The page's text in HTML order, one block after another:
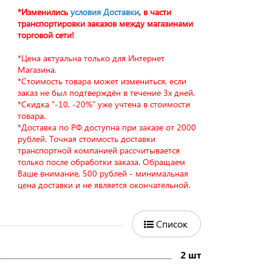
*Изменилисьусловия Доставки, в части
транспортировки заказов между магазинами
торговой сети!
*Цена актуальна только для Интернет
Магазина.
*Стоимость товара может измениться, если
заказ не был подтверждён в течение 3х дней.
*Скидка "-10, -20%" уже учтена в стоимости
товара.
*Доставка по РФ доступна при заказе от 2000
рублей. Точная стоимость доставки
транспортной компанией рассчитывается
только после обработки заказа. Обращаем
Ваше внимание, 500 рублей - минимальная
цена доставки и не является окончательной.
Список
2 шт